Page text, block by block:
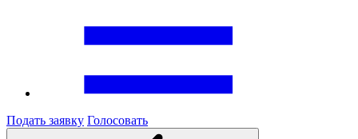
Подать заявку Голосовать